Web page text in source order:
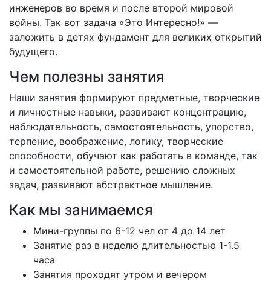
инженеров во время и после второй мировой
войны. Так вот задача «Это Интересно!» —
заложить в детях фундамент для великих открытий
будущего.
Чем полезны занятия
Наши занятия формируют предметные, творческие
и личностные навыки, развивают концентрацию,
наблюдательность, самостоятельность, упорство,
терпение, воображение, логику, творческие
способности, обучают как работать в команде, так
и самостоятельной работе, решению сложных
задач, развивают абстрактное мышление.
Как мы занимаемся
Мини-группы по 6-12 чел от 4 до 14 лет
Занятие раз в неделю длительностью 1-1.5
часа
Занятия проходят утром и вечером